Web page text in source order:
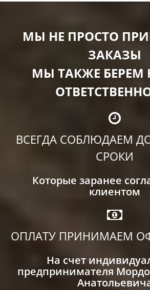
МЫ НЕ ПРОСТО
ЗАКАЗЫ
МЫ ТАКЖЕ БЕРЕМ
ВСЕГДА СОБЛЮДАЕМ
СРОКИ
Которые заранее
клиентом
ОПЛАТУ ПРИНИМАЕМ
На счет
предпринимателя